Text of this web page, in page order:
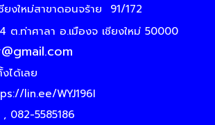
งใหม่สาขาดอนจร้าย
91/172
ต.ท่าศาลา อ.เมืองจ เชียงใหม่ 50000
ได้เลย
lin.ee/WYJ196I
082-5585186